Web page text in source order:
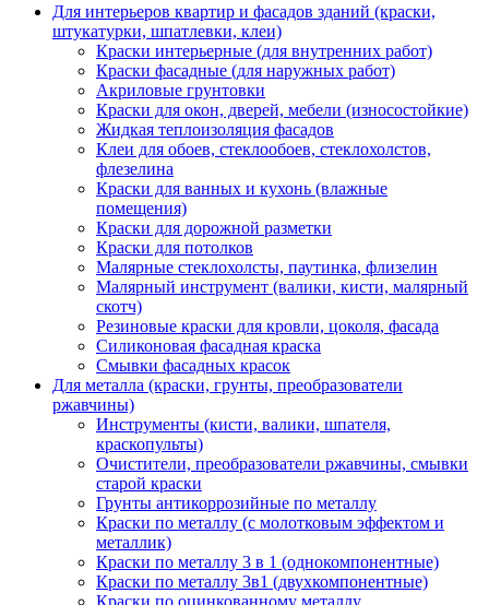
Для интерьеров квартир и фасадов зданий (краски,
штукатурки, шпатлевки, клеи)
Краски интерьерные (для внутренних работ)
Краски фасадные (для наружных работ)
Акриловые грунтовки
Краски для окон, дверей, мебели (износостойкие)
Жидкая теплоизоляция фасадов
Клеи для обоев, стеклообоев, стеклохолстов,
флезелина
Краски для ванных и кухонь (влажные
помещения)
Краски для дорожной разметки
Краски для потолков
Малярные стеклохолсты, паутинка, флизелин
Малярный инструмент (валики, кисти, малярный
скотч)
Резиновые краски для кровли, цоколя, фасада
Силиконовая фасадная краска
Смывки фасадных красок
Для металла (краски, грунты, преобразователи
ржавчины)
Инструменты (кисти, валики, шпателя,
краскопульты)
Очистители, преобразователи ржавчины, смывки
старой краски
Грунты антикоррозийные по металлу
Краски по металлу (с молотковым эффектом и
металлик)
Краски по металлу 3 в 1 (однокомпонентные)
Краски по металлу 3в1 (двухкомпонентные)
Краски по оцинкованному металлу